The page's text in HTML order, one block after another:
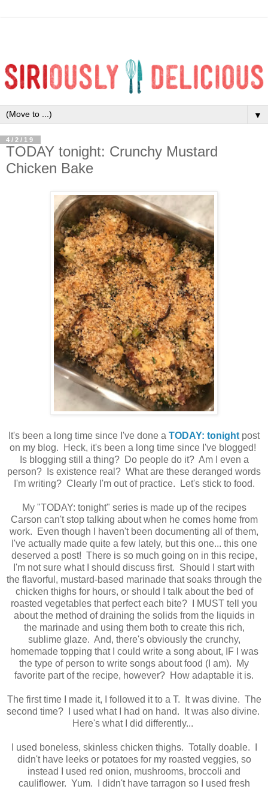
▼
4/2/19
TODAY tonight: Crunchy Mustard
Chicken Bake
It's been a long time since I've done a TODAY: tonight post
on my blog. Heck, it's been a long time since I've blogged!
Is blogging still a thing? Do people do it? Am I even a
person? Is existence real? What are these deranged words
I'm writing? Clearly I'm out of practice. Let's stick to food.
My "TODAY: tonight" series is made up of the recipes
Carson can't stop talking about when he comes home from
work. Even though I haven't been documenting all of them,
I've actually made quite a few lately, but this one... this one
deserved a post! There is so much going on in this recipe,
I'm not sure what I should discuss first. Should I start with
the flavorful, mustard-based marinade that soaks through the
chicken thighs for hours, or should I talk about the bed of
roasted vegetables that perfect each bite? I MUST tell you
about the method of draining the solids from the liquids in
the marinade and using them both to create this rich,
sublime glaze. And, there's obviously the crunchy,
homemade topping that I could write a song about, IF I was
the type of person to write songs about food (I am). My
favorite part of the recipe, however? How adaptable it is.
The first time I made it, I followed it to a T. It was divine. The
second time? I used what I had on hand. It was also divine.
Here's what I did differently...
I used boneless, skinless chicken thighs. Totally doable. I
didn't have leeks or potatoes for my roasted veggies, so
instead I used red onion, mushrooms, broccoli and
cauliflower. Yum. I didn't have tarragon so I used fresh